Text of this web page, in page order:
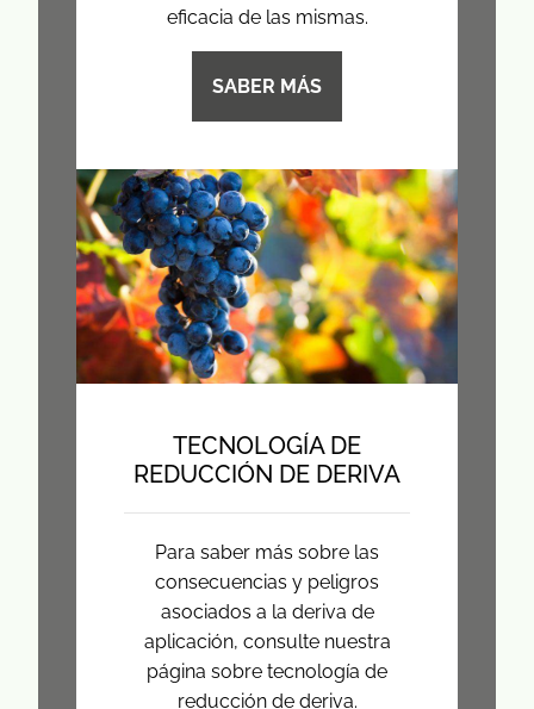
eficacia de las mismas.
SABER MÁS
TECNOLOGÍA DE
REDUCCIÓN DE DERIVA
Para saber más sobre las
consecuencias y peligros
asociados a la deriva de
aplicación, consulte nuestra
página sobre tecnología de
reducción de deriva.